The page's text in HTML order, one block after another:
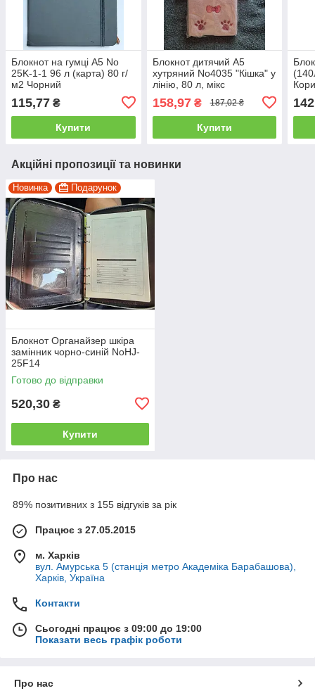
Блокнот на гумці А5 No
25K-1-1 96 л (карта) 80 г/
м2 Чорний
115,77 ₴
Купити
Блокнот дитячий А5
хутряний No4035 "Кішка" у
лінію, 80 л, мікс
158,97₴ 187,02 ₴
Купити
Акційні пропозиції та новинки
Новинка Подарунок
Блокнот Органайзер шкіра
замінник чорно-синій NoHJ-
25F14
Готово до відправки
520,30 ₴
Купити
Про нас
89% позитивних з 155 відгуків за рік
Працює з 27.05.2015
м. Харків
вул. Амурська 5 (станція метро Академіка Барабашова),
Харків, Україна
Контакти
Сьогодні працює з 09:00 до 19:00
Показати весь графік роботи
Про нас